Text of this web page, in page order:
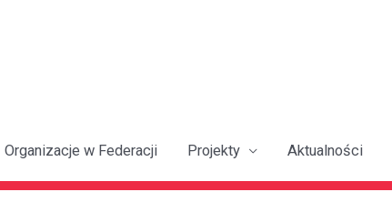
Organizacje w Federacji Projekty Aktualności